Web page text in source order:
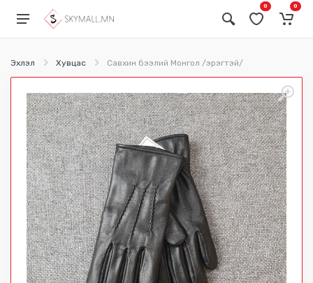
0 0
Эхлэл Хувцас Савхин бээлий Монгол /эрэгтэй/